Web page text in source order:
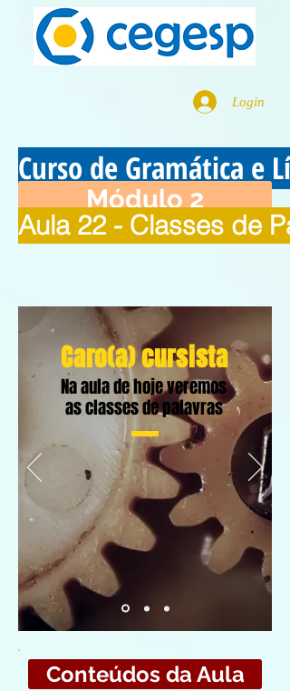
Login
Curso de Gramática e
Módulo 2
Aula 22 - Classes de
Caro(a) cursista
Na aula de hoje veremos
as classes de palavras
Conteúdos da Aula